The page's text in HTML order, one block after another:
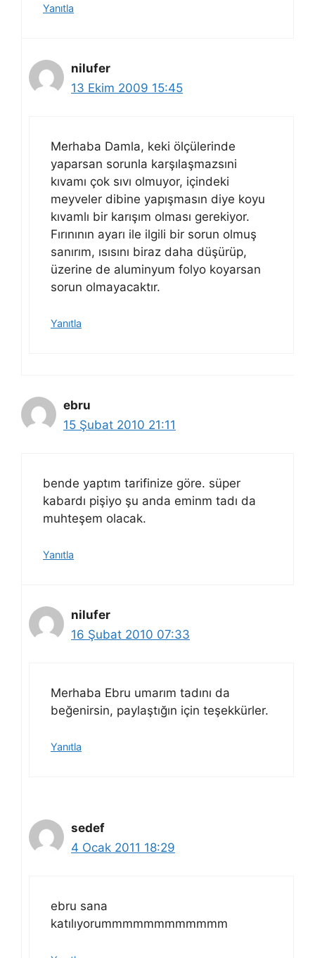
Yanıtla
nilufer
13 Ekim 2009 15:45
Merhaba Damla, keki ölçülerinde
yaparsan sorunla karşılaşmazsıni
kıvamı çok sıvı olmuyor, içindeki
meyveler dibine yapışmasın diye koyu
kıvamlı bir karışım olması gerekiyor.
Fırınının ayarı ile ilgili bir sorun olmuş
sanırım, ısısını biraz daha düşürüp,
üzerine de aluminyum folyo koyarsan
sorun olmayacaktır.
Yanıtla
ebru
15 Şubat 2010 21:11
bende yaptım tarifinize göre. süper
kabardı pişiyo şu anda eminm tadı da
muhteşem olacak.
Yanıtla
nilufer
16 Şubat 2010 07:33
Merhaba Ebru umarım tadını da
beğenirsin, paylaştığın için teşekkürler.
Yanıtla
sedef
4 Ocak 2011 18:29
ebru sana
katılıyorummmmmmmmmmmm